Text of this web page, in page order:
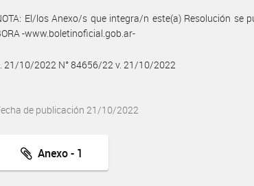
El/los Anexo/s que integra/n este(a) Resolución se
-www.boletinoficial.gob.ar-
21/10/2022 N° 84656/22 v. 21/10/2022
de publicación 21/10/2022
Anexo - 1